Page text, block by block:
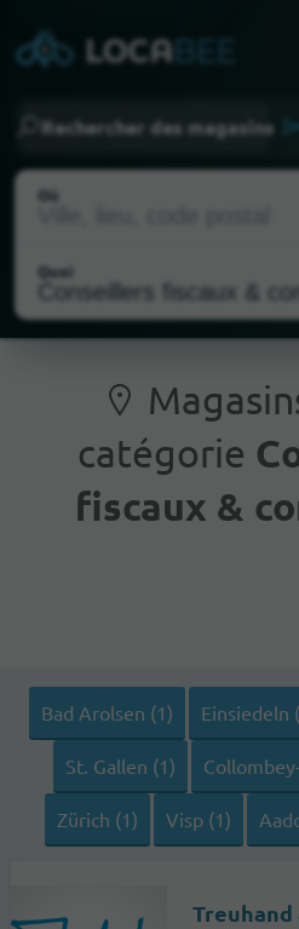
Rechercher des magasins
Où
Quoi
Emplacement actuel
catégorie
fiscaux &
Bad Arolsen (1) Einsiedeln
St. Gallen (1)
Zürich (1) Visp (1)